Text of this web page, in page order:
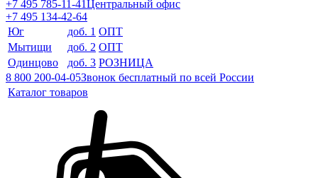
+7 495 785-11-41Центральный офис
+7 495 134-42-64
Юг
доб. 1 ОПТ
Мытищи
доб. 2 ОПТ
Одинцово
доб. 3 РОЗНИЦА
8 800 200-04-05Звонок бесплатный по всей России
Каталог товаров